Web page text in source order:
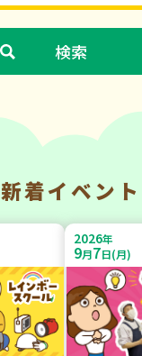
新着イベント
2026年
9月7日(月)